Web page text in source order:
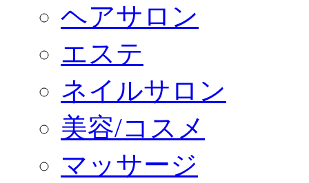
ヘアサロン
エステ
ネイルサロン
美容/コスメ
マッサージ